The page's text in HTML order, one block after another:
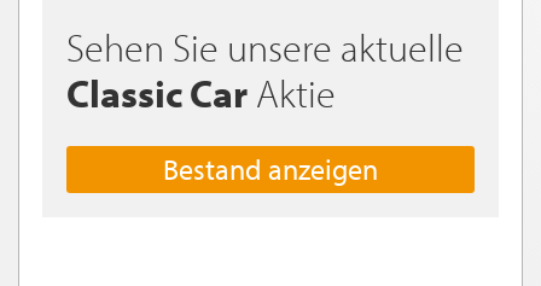
Sehen Sie unsere aktuelle
Classic Car Aktie
Bestand anzeigen